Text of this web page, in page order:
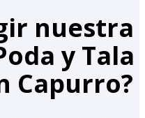
nuestra
y Tala
Capurro?